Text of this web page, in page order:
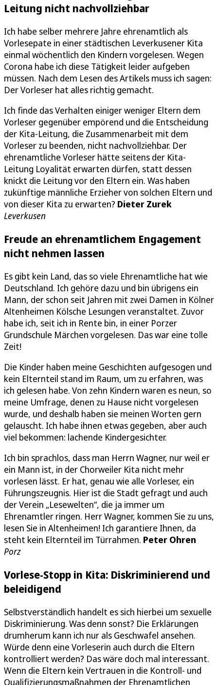
Leitung nicht nachvollziehbar
Ich habe selber mehrere Jahre ehrenamtlich als
Vorlesepate in einer städtischen Leverkusener Kita
einmal wöchentlich den Kindern vorgelesen. Wegen
Corona habe ich diese Tätigkeit leider aufgeben
müssen. Nach dem Lesen des Artikels muss ich sagen:
Der Vorleser hat alles richtig gemacht.
Ich finde das Verhalten einiger weniger Eltern dem
Vorleser gegenüber empörend und die Entscheidung
der Kita-Leitung, die Zusammenarbeit mit dem
Vorleser zu beenden, nicht nachvollziehbar. Der
ehrenamtliche Vorleser hätte seitens der Kita-
Leitung Loyalität erwarten dürfen, statt dessen
knickt die Leitung vor den Eltern ein. Was haben
zukünftige männliche Erzieher von solchen Eltern und
von dieser Kita zu erwarten? Dieter Zurek
Leverkusen
Freude an ehrenamtlichem Engagement
nicht nehmen lassen
Es gibt kein Land, das so viele Ehrenamtliche hat wie
Deutschland. Ich gehöre dazu und bin übrigens ein
Mann, der schon seit Jahren mit zwei Damen in Kölner
Altenheimen Kölsche Lesungen veranstaltet. Zuvor
habe ich, seit ich in Rente bin, in einer Porzer
Grundschule Märchen vorgelesen. Das war eine tolle
Zeit!
Die Kinder haben meine Geschichten aufgesogen und
kein Elternteil stand im Raum, um zu erfahren, was
ich gelesen habe. Von zehn Kindern waren es neun, so
meine Umfrage, denen zu Hause nicht vorgelesen
wurde, und deshalb haben sie meinen Worten gern
gelauscht. Ich habe ihnen etwas gegeben, aber auch
viel bekommen: lachende Kindergesichter.
Ich bin sprachlos, dass man Herrn Wagner, nur weil er
ein Mann ist, in der Chorweiler Kita nicht mehr
vorlesen lässt. Er hat, genau wie alle Vorleser, ein
Führungszeugnis. Hier ist die Stadt gefragt und auch
der Verein „Lesewelten“, die ja immer um
Ehrenamtler ringen. Herr Wagner, kommen Sie zu uns,
lesen Sie in Altenheimen! Ich garantiere Ihnen, da
steht kein Elternteil im Türrahmen. Peter Ohren
Porz
Vorlese-Stopp in Kita: Diskriminierend und
beleidigend
Selbstverständlich handelt es sich hierbei um sexuelle
Diskriminierung. Was denn sonst? Die Erklärungen
drumherum kann ich nur als Geschwafel ansehen.
Würde denn eine Vorleserin auch durch die Eltern
kontrolliert werden? Das wäre doch mal interessant.
Wenn die Eltern kein Vertrauen in die Kontroll- und
Qualifizierungsmaßnahmen der Ehrenamtlichen